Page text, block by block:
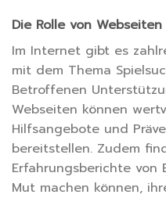
Die Rolle von
Im Internet gibt es
mit dem Thema
Betroffenen
Webseiten können
Hilfsangebote und
bereitstellen. Zudem
Erfahrungsberichte
Mut machen können,